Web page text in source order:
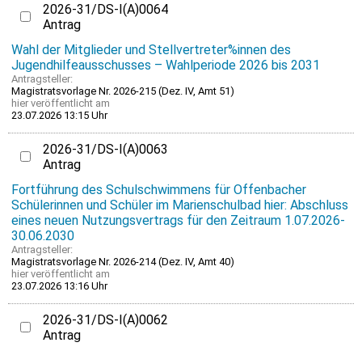
2026-31/DS-I(A)0064
Antrag
Wahl der Mitglieder und Stellvertreter%innen des
Jugendhilfeausschusses – Wahlperiode 2026 bis 2031
Antragsteller:
Magistratsvorlage Nr. 2026-215 (Dez. IV, Amt 51)
hier veröffentlicht am
23.07.2026 13:15 Uhr
2026-31/DS-I(A)0063
Antrag
Fortführung des Schulschwimmens für Offenbacher
Schülerinnen und Schüler im Marienschulbad hier: Abschluss
eines neuen Nutzungsvertrags für den Zeitraum 1.07.2026-
30.06.2030
Antragsteller:
Magistratsvorlage Nr. 2026-214 (Dez. IV, Amt 40)
hier veröffentlicht am
23.07.2026 13:16 Uhr
2026-31/DS-I(A)0062
Antrag